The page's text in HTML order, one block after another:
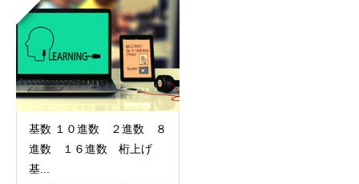
基数 １０進数 ２進数 ８
進数 １６進数 桁上げ
基...